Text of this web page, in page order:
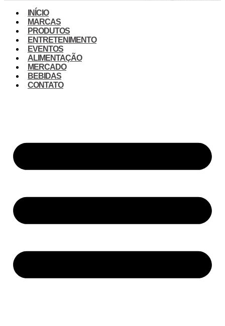
INÍCIO
MARCAS
PRODUTOS
ENTRETENIMENTO
EVENTOS
ALIMENTAÇÃO
MERCADO
BEBIDAS
CONTATO